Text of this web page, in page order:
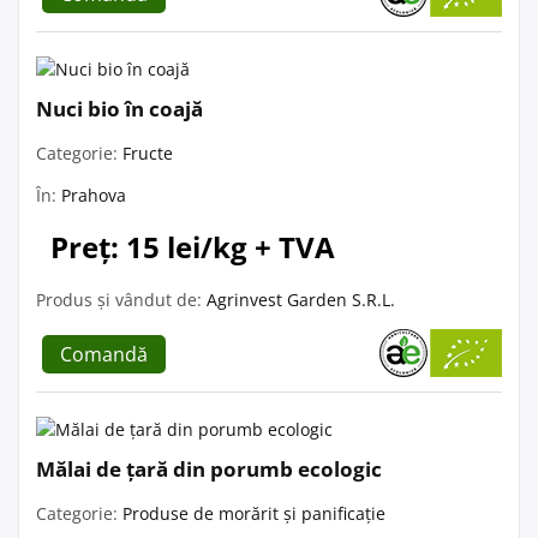
Nuci bio în coajă
Categorie: Fructe
În: Prahova
Preț: 15 lei/kg + TVA
Produs și vândut de: Agrinvest Garden S.R.L.
Comandă
Mălai de țară din porumb ecologic
Categorie: Produse de morărit și panificație